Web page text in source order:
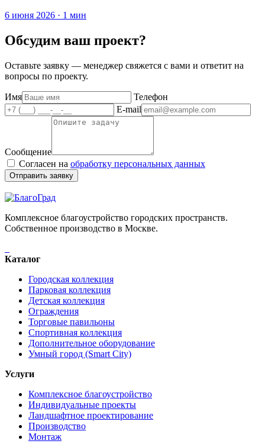
6 июня 2026 · 1 мин
Обсудим ваш проект?
Оставьте заявку — менеджер свяжется с вами и ответит на
вопросы по проекту.
Имя
Телефон
E-mail
Сообщение
Согласен на обработку персональных данных
Отправить заявку
Комплексное благоустройство городских пространств.
Собственное производство в Москве.
Каталог
Городская коллекция
Парковая коллекция
Детская коллекция
Ограждения
Торговые павильоны
Спортивная коллекция
Дополнительное оборудование
Умный город (Smart City)
Услуги
Комплексное благоустройство
Индивидуальные проекты
Ландшафтное проектирование
Производство
Монтаж